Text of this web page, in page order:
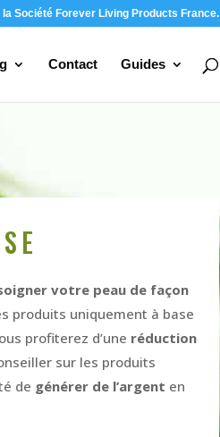
Société Forever Living Products France.
Contact Guides
votre peau de façon
produits uniquement à base
profiterez d’une réduction
sur les produits
de générer de l’argent en